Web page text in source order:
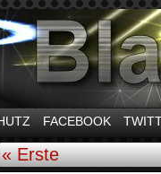
Stromausfall
FACEBOOK
« Erste